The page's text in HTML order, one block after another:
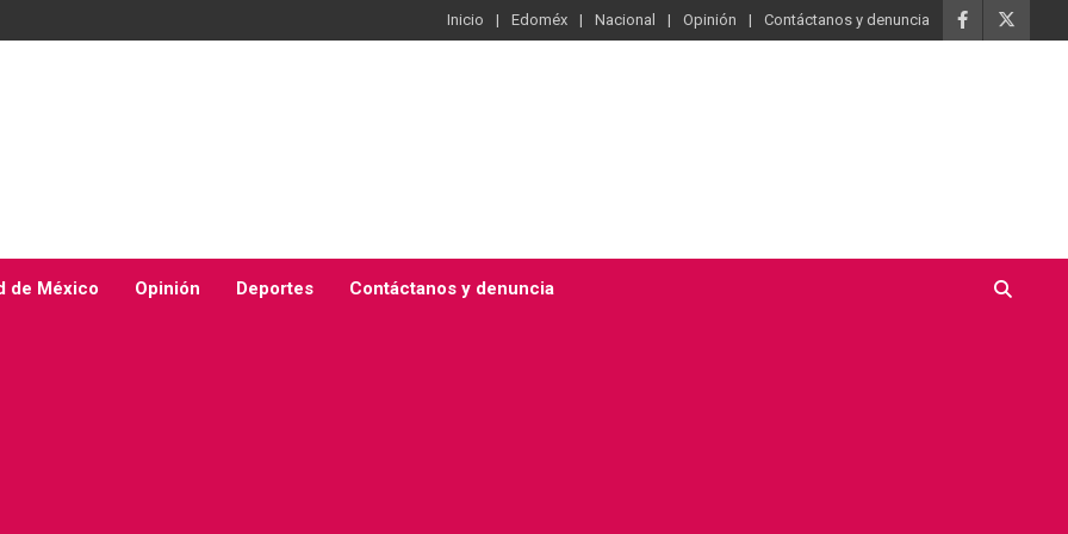
Inicio Edoméx Nacional Opinión Contáctanos y denuncia
de México Opinión Deportes Contáctanos y denuncia